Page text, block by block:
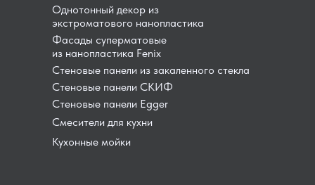
Стеновые панели из закаленного стекла
Однотонный декор из
экстроматового нанопластика
Фасады суперматовые
из нанопластика Fenix
Стеновые панели СКИФ
Стеновые панели Egger
Кухонные мойки
Смесители для кухни